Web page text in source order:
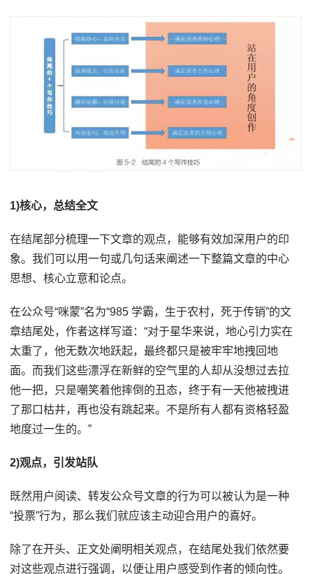
1)核心，总结全文
在结尾部分梳理一下文章的观点，能够有效加深用户的印
象。我们可以用一句或几句话来阐述一下整篇文章的中心
思想、核心立意和论点。
在公众号“咪蒙”名为“985 学霸，生于农村，死于传销”的文
章结尾处，作者这样写道：“对于星华来说，地心引力实在
太重了，他无数次地跃起，最终都只是被牢牢地拽回地
面。而我们这些漂浮在新鲜的空气里的人却从没想过去拉
他一把，只是嘲笑着他摔倒的丑态，终于有一天他被拽进
了那口枯井，再也没有跳起来。不是所有人都有资格轻盈
地度过一生的。”
2)观点，引发站队
既然用户阅读、转发公众号文章的行为可以被认为是一种
“投票”行为，那么我们就应该主动迎合用户的喜好。
除了在开头、正文处阐明相关观点，在结尾处我们依然要
对这些观点进行强调，以便让用户感受到作者的倾向性。